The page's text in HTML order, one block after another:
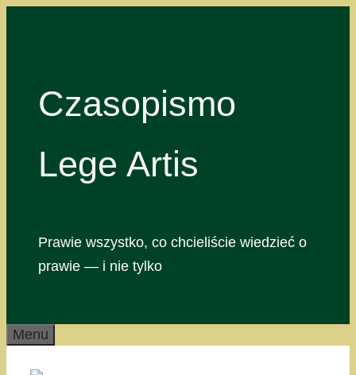
Czasopismo
Lege Artis
Prawie wszystko, co chcieliście wiedzieć o
prawie — i nie tylko
Menu